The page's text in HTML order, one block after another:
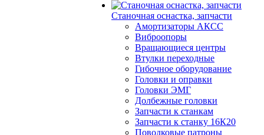
Станочная оснастка, запчасти
Амортизаторы АКСС
Виброопоры
Вращающиеся центры
Втулки переходные
Гибочное оборудование
Головки и оправки
Головки ЭМГ
Долбежные головки
Запчасти к станкам
Запчасти к станку 16К20
Поводковые патроны